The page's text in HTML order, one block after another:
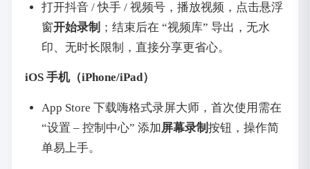
打开抖音 / 快手 / 视频号，播放视频，点击悬浮
窗开始录制 ；结束后在 “视频库” 导出，无水
印、无时长限制，直接分享更省心。
iOS 手机（iPhone/iPad）
App Store 下载嗨格式录屏大师，首次使用需在
“设置 – 控制中心” 添加屏幕录制 按钮，操作简
单易上手。